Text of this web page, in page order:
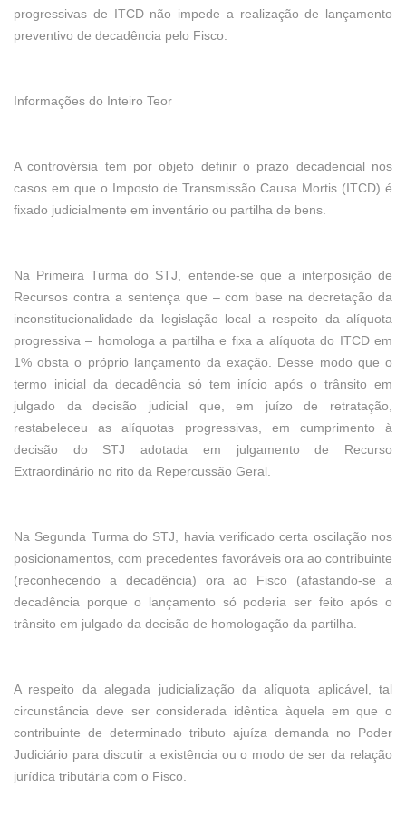
progressivas de ITCD não impede a realização de lançamento
preventivo de decadência pelo Fisco.
Informações do Inteiro Teor
A controvérsia tem por objeto definir o prazo decadencial nos
casos em que o Imposto de Transmissão Causa Mortis (ITCD) é
fixado judicialmente em inventário ou partilha de bens.
Na Primeira Turma do STJ, entende-se que a interposição de
Recursos contra a sentença que – com base na decretação da
inconstitucionalidade da legislação local a respeito da alíquota
progressiva – homologa a partilha e fixa a alíquota do ITCD em
1% obsta o próprio lançamento da exação. Desse modo que o
termo inicial da decadência só tem início após o trânsito em
julgado da decisão judicial que, em juízo de retratação,
restabeleceu as alíquotas progressivas, em cumprimento à
decisão do STJ adotada em julgamento de Recurso
Extraordinário no rito da Repercussão Geral.
Na Segunda Turma do STJ, havia verificado certa oscilação nos
posicionamentos, com precedentes favoráveis ora ao contribuinte
(reconhecendo a decadência) ora ao Fisco (afastando-se a
decadência porque o lançamento só poderia ser feito após o
trânsito em julgado da decisão de homologação da partilha.
A respeito da alegada judicialização da alíquota aplicável, tal
circunstância deve ser considerada idêntica àquela em que o
contribuinte de determinado tributo ajuíza demanda no Poder
Judiciário para discutir a existência ou o modo de ser da relação
jurídica tributária com o Fisco.